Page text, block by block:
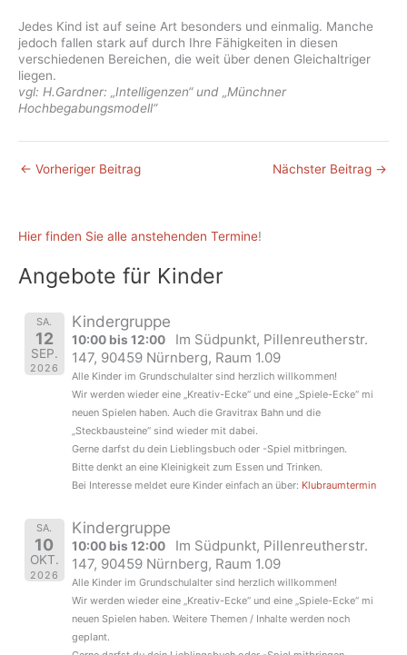
Jedes Kind ist auf seine Art besonders und einmalig. Manche
jedoch fallen stark auf durch Ihre Fähigkeiten in diesen
verschiedenen Bereichen, die weit über denen Gleichaltriger
liegen.
vgl: H.Gardner: „Intelligenzen“ und „Münchner
Hochbegabungsmodell“
← Vorheriger Beitrag Nächster Beitrag →
Hier finden Sie alle anstehenden Termine!
Angebote für Kinder
SA.
12
SEP.
2026
Kindergruppe
10:00 bis 12:00
Im Südpunkt, Pillenreutherstr.
147, 90459 Nürnberg, Raum 1.09
Alle Kinder im Grundschulalter sind herzlich willkommen!
Wir werden wieder eine „Kreativ-Ecke“ und eine „Spiele-Ecke“ mi
neuen Spielen haben. Auch die Gravitrax Bahn und die
„Steckbausteine“ sind wieder mit dabei.
Gerne darfst du dein Lieblingsbuch oder -Spiel mitbringen.
Bitte denkt an eine Kleinigkeit zum Essen und Trinken.
Bei Interesse meldet eure Kinder einfach an über: Klubraumtermin
SA.
10
OKT.
2026
Kindergruppe
10:00 bis 12:00
Im Südpunkt, Pillenreutherstr.
147, 90459 Nürnberg, Raum 1.09
Alle Kinder im Grundschulalter sind herzlich willkommen!
Wir werden wieder eine „Kreativ-Ecke“ und eine „Spiele-Ecke“ mi
neuen Spielen haben. Weitere Themen / Inhalte werden noch
geplant.